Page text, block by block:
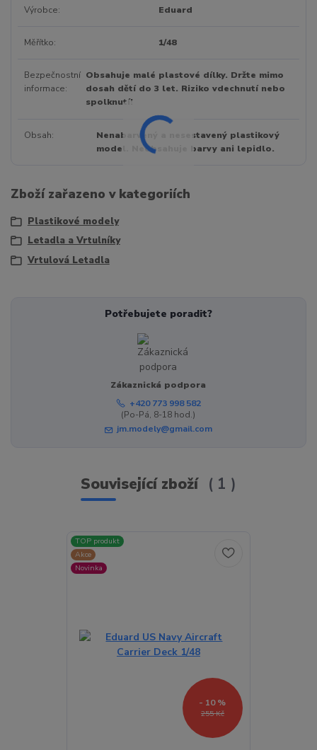
Výrobce Eduard
Měřítko 1/48
Bezpečnostní
informace
Obsahuje malé plastové dílky. Držte mimo
dosah dětí do 3 let. Riziko vdechnutí nebo
spolknutí!
Obsah
Nenabarvený a nesestavený plastikový
model. Neobsahuje barvy ani lepidlo.
Zboží zařazeno v kategoriích
Plastikové modely
Letadla a Vrtulníky
Vrtulová Letadla
Potřebujete poradit?
Zákaznická podpora
+420 773 998 582
(Po-Pá, 8-18 hod.)
jm.modely@gmail.com
Související zboží 1
TOP produkt
Akce
Novinka
255 Kč
- 10 %